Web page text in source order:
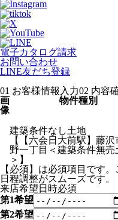
電子カタログ請求
お問い合わせ
LINE友だち登録
01 お客様情報入力02 内容
画
像
物件種別
建築条件なし土地
【【六会日⼤前駅】藤
野一丁目＜建築条件無売
＞】
【必須】は必須項目です
日程調整がスムーズです。
来店希望日時必須
第1希望
第2希望